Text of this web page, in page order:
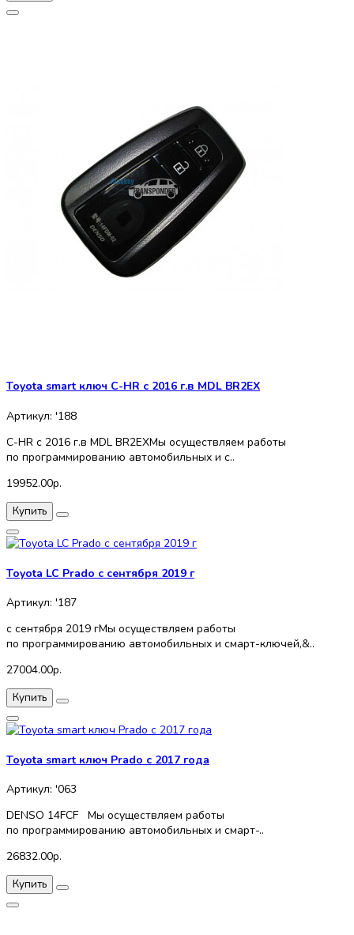
Toyota smart ключ C-HR с 2016 г.в MDL BR2EX
Артикул: '188
C-HR с 2016 г.в MDL BR2EXМы осуществляем работы
по программированию автомобильных и с..
19952.00р.
Купить
Toyota LC Prado с сентября 2019 г
Артикул: '187
с сентября 2019 гМы осуществляем работы
по программированию автомобильных и смарт-ключей,&..
27004.00р.
Купить
Toyota smart ключ Prado с 2017 года
Артикул: '063
DENSO 14FCF Мы осуществляем работы
по программированию автомобильных и смарт-..
26832.00р.
Купить